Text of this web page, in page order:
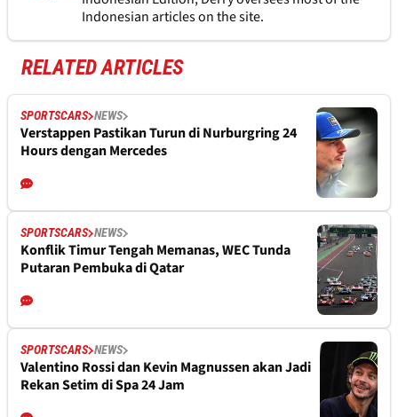
Indonesian articles on the site.
RELATED ARTICLES
SPORTSCARS NEWS
Verstappen Pastikan Turun di Nurburgring 24
Hours dengan Mercedes
SPORTSCARS NEWS
Konflik Timur Tengah Memanas, WEC Tunda
Putaran Pembuka di Qatar
SPORTSCARS NEWS
Valentino Rossi dan Kevin Magnussen akan Jadi
Rekan Setim di Spa 24 Jam